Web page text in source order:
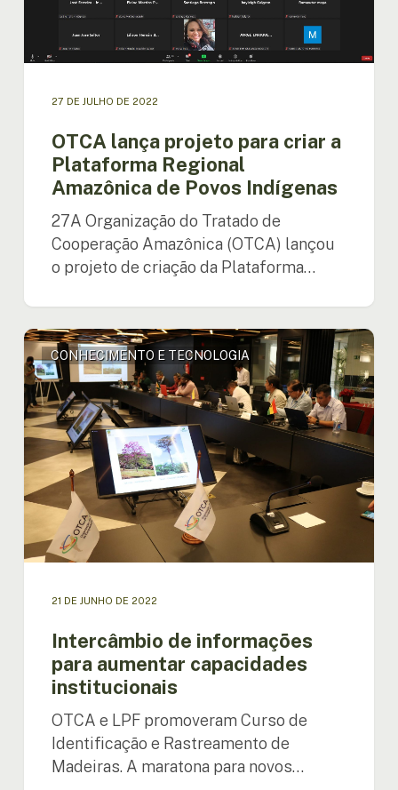
Regional
Amazônica
de
Indígenas
27 DE JULHO DE 2022
OTCA lança projeto para criar a
Plataforma Regional
Amazônica de Povos Indígenas
27A Organização do Tratado de
Cooperação Amazônica (OTCA) lançou
o projeto de criação da Plataforma…
Intercâmbio
de
informações
para
aumentar
capacidades
institucionais
CONHECIMENTO E TECNOLOGIA
21 DE JUNHO DE 2022
Intercâmbio de informações
para aumentar capacidades
institucionais
OTCA e LPF promoveram Curso de
Identificação e Rastreamento de
Madeiras. A maratona para novos…